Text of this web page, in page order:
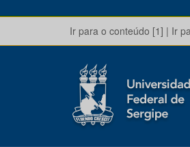
Ir para o conteúdo [1] | Ir